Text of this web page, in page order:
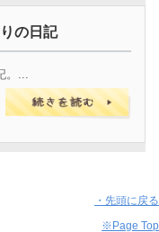
の日記
。...
・先頭に戻る
※Page Top